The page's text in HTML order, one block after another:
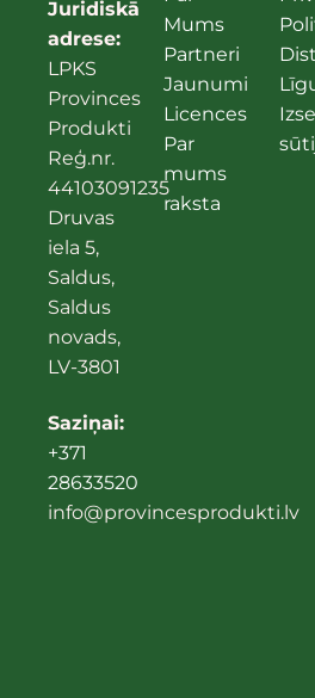
Juridiskā
adrese:
LPKS
Provinces
Produkti
Reģ.nr.
44103091235
Druvas
iela 5,
Saldus,
Saldus
novads,
LV-3801
Saziņai:
+371
28633520
info@provincesprodukti.lv
Mums
Partneri
Jaunumi
Licences
Par
mums
raksta